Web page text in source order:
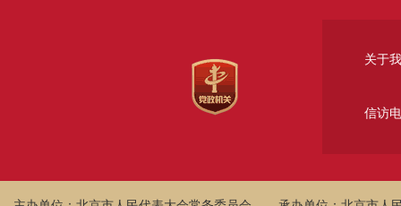
关于
信访